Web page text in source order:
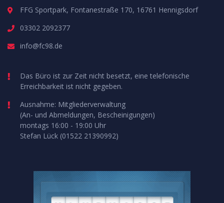
FFG Sportpark, Fontanestraße 170, 16761 Hennigsdorf
03302 2092377
info@fc98.de
Das Büro ist zur Zeit nicht besetzt, eine telefonische
Erreichbarkeit ist nicht gegeben.
Ausnahme: Mitgliederverwaltung
(An- und Abmeldungen, Bescheinigungen)
montags 16:00 - 19:00 Uhr
Stefan Lück (01522 21390992)